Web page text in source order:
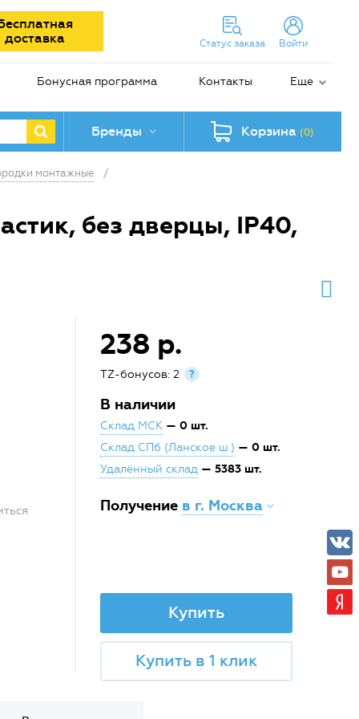
доставка
Статус заказа Войти
Бонусная программа Контакты Еще
Бренды Корзина (0)
монтажные
/
без дверцы, IP40,
238 р.
TZ-бонусов: 2 ?
В наличии
Склад МСК — 0 шт.
Склад СПб (Ланское ш.) — 0 шт.
Удалённый склад — 5383 шт.
Получение в г. Москва
Купить
Купить в 1 клик